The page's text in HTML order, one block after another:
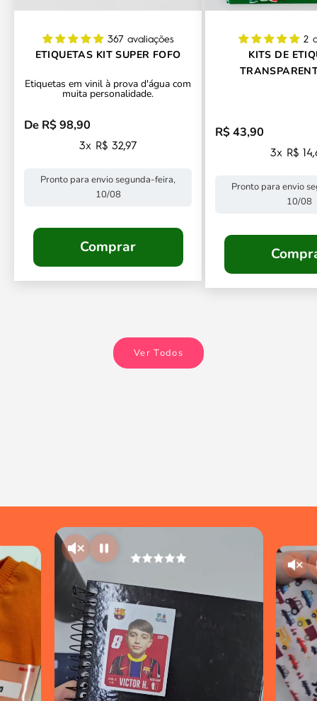
367 avaliações
ETIQUETAS KIT SUPER FOFO
Etiquetas em vinil à prova d'água com
muita personalidade.
Preço promocional
De R$ 98,90
3x R$ 32,97
Pronto para envio segunda-feira,
10/08
Comprar
2
KITS DE
Preço promocional
R$ 43,90
3x R$
Pronto para envio
10/08
Ver Todos